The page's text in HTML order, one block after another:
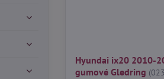
Hyundai ix20 2010-
gumové Gledring